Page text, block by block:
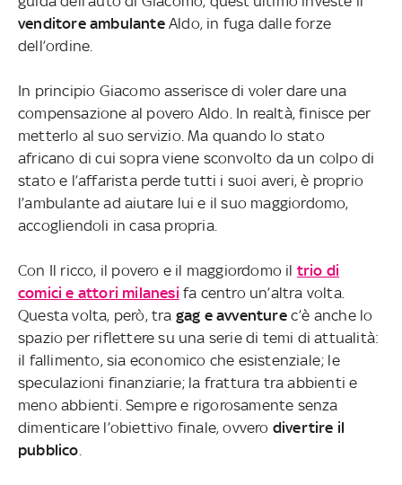
venditore ambulanteAldo, in fuga dalle forze
dell’ordine.
In principio Giacomo asserisce di voler dare una
compensazione al povero Aldo. In realtà, finisce per
metterlo al suo servizio. Ma quando lo stato
africano di cui sopra viene sconvolto da un colpo di
stato e l’affarista perde tutti i suoi averi, è proprio
l’ambulante ad aiutare lui e il suo maggiordomo,
accogliendoli in casa propria.
Con Il ricco, il povero e il maggiordomo il trio di
comici e attori milanesi fa centro un’altra volta.
Questa volta, però, tra gag e avventurec’è anche lo
spazio per riflettere su una serie di temi di attualità:
il fallimento, sia economico che esistenziale; le
speculazioni finanziarie; la frattura tra abbienti e
meno abbienti. Sempre e rigorosamente senza
dimenticare l’obiettivo finale, ovvero divertire il
pubblico.